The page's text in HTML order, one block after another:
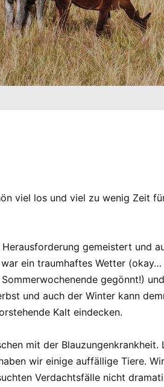
viel los und viel zu wenig Zeit
gemeistert und
ein traumhaftes Wetter
gegönnt!)
und auch der Winter kann
Kalt eindecken.
mit der
wir einige auffällige Tiere.
Verdachtsfälle nicht